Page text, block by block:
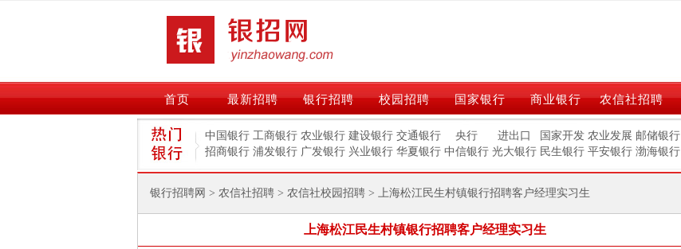
首页 最新招聘 银行招聘 校园招聘 国家银行 商业银行 农信社招聘
宣讲会 中国银行 工商银行 农业银行 建设银行 交通银行 央行 进出口 国家开发 农业发展 邮储银行
招商银行 浦发银行 广发银行 兴业银行 华夏银行 中信银行 光大银行 民生银行 平安银行 渤海银行
银行招聘网 > 农信社招聘 > 农信社校园招聘 > 上海松江民生村镇银行招聘客户经理实习生
上海松江民生村镇银行招聘客户经理实习生